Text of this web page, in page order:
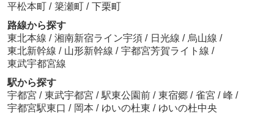
平松本町 / 簗瀬町 / 下栗町
路線から探す
東北本線 / 湘南新宿ライン宇須 / 日光線 / 烏山線 /
東北新幹線 / 山形新幹線 / 宇都宮芳賀ライト線 /
東武宇都宮線
駅から探す
宇都宮 / 東武宇都宮 / 駅東公園前 / 東宿郷 / 雀宮 / 峰 /
宇都宮駅東口 / 岡本 / ゆいの杜東 / ゆいの杜中央